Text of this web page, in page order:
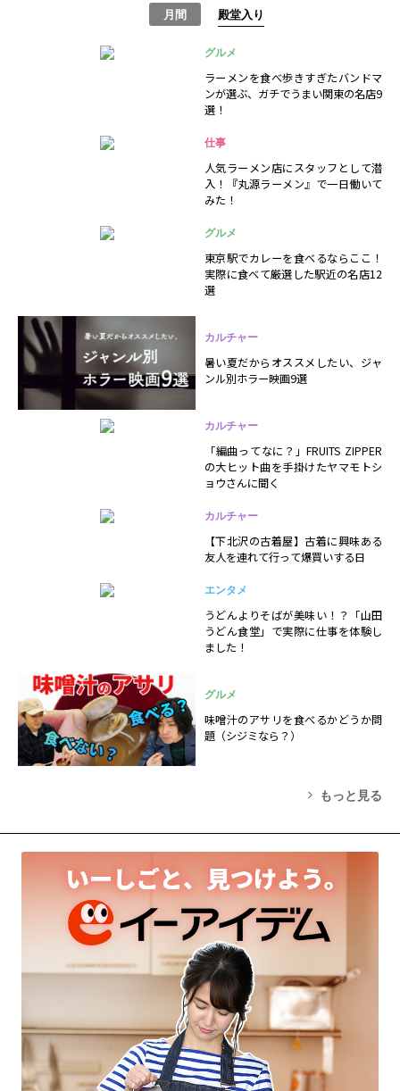
月間 殿堂入り
グルメ
ラーメンを食べ歩きすぎたバンドマ
ンが選ぶ、ガチでうまい関東の名店9
選！
仕事
人気ラーメン店にスタッフとして潜
入！『丸源ラーメン』で一日働いて
みた！
グルメ
東京駅でカレーを食べるならここ！
実際に食べて厳選した駅近の名店12
選
カルチャー
暑い夏だからオススメしたい、ジャ
ンル別ホラー映画9選
カルチャー
「編曲ってなに？」FRUITS ZIPPER
の大ヒット曲を手掛けたヤマモトシ
ョウさんに聞く
カルチャー
【下北沢の古着屋】古着に興味ある
友人を連れて行って爆買いする日
エンタメ
うどんよりそばが美味い！？「山田
うどん食堂」で実際に仕事を体験し
ました！
グルメ
味噌汁のアサリを食べるかどうか問
題（シジミなら？）
もっと見る